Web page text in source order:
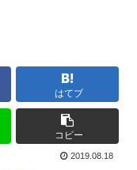
はてブ
コピー
2019.08.18